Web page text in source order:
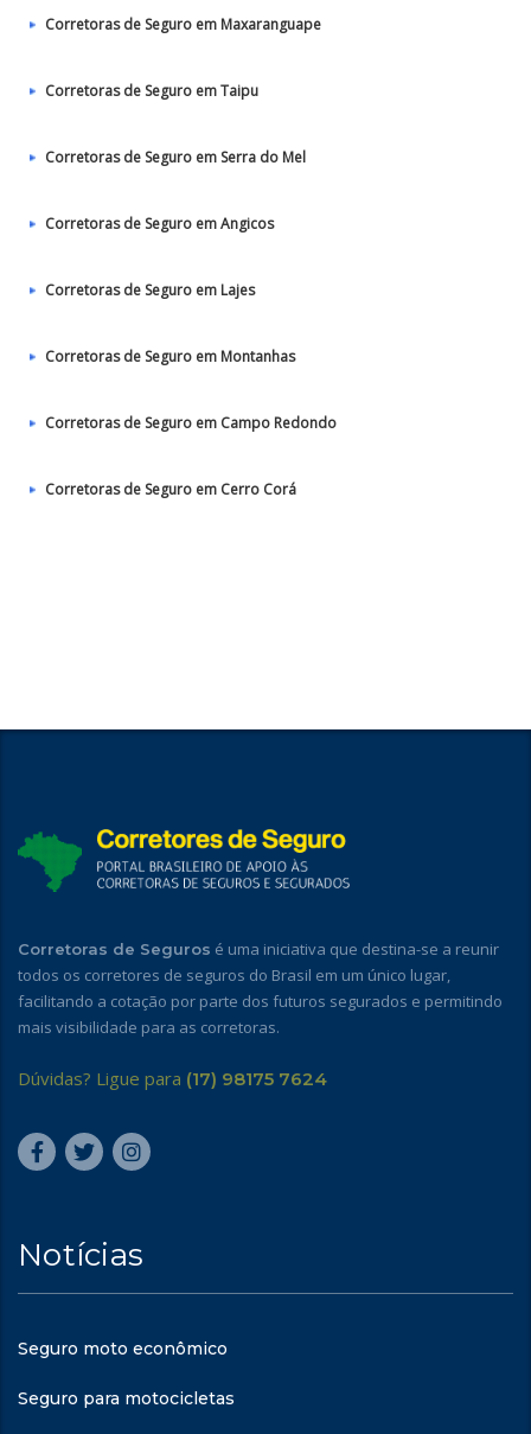
Corretoras de Seguro em Maxaranguape
Corretoras de Seguro em Taipu
Corretoras de Seguro em Serra do Mel
Corretoras de Seguro em Angicos
Corretoras de Seguro em Lajes
Corretoras de Seguro em Montanhas
Corretoras de Seguro em Campo Redondo
Corretoras de Seguro em Cerro Corá
Corretoras de Seguros é uma iniciativa que destina-se a reunir
todos os corretores de seguros do Brasil em um único lugar,
facilitando a cotação por parte dos futuros segurados e permitindo
mais visibilidade para as corretoras.
Dúvidas? Ligue para (17) 98175 7624
Notícias
Seguro moto econômico
Seguro para motocicletas